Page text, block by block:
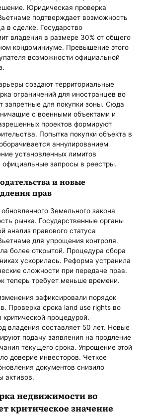
Юридическая проверка
подтверждает возможность
в сделке. Государство
владения в размере 30% от общего
кондоминиуме. Превышение этого
возможности официальной
создают территориальные
ограничений для иностранцев во
запретные для покупки зоны. Сюда
с военными объектами и
проектов формируют
Попытка покупки объекта в
аннулированием
установленных лимитов
официальные запросы в реестры.
и новые
прав
Земельного закона
рынка. Государственные органы
анализ правового статуса
для упрощения контроля.
более открытой. Процедура сбора
ускорилась. Реформа устранила
сложности при передаче прав.
теперь требует меньше времени.
зафиксировали порядок
Проверка срока land use rights во
критической процедурой.
владения составляет 50 лет. Новые
подачу заявления на продление
текущего срока. Упрощение этой
доверие инвесторов. Четкое
документов снизило
активов.
недвижимости во
критическое значение